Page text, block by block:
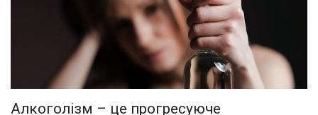
Алкоголізм – це прогресуюче